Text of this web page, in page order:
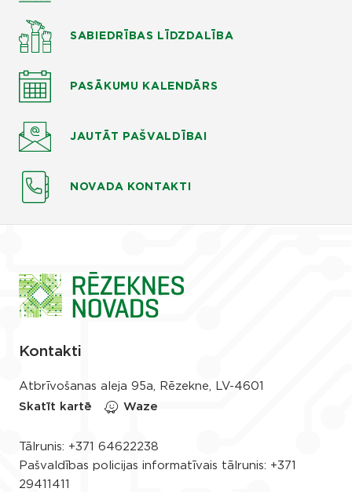
SABIEDRĪBAS LĪDZDALĪBA
PASĀKUMU KALENDĀRS
JAUTĀT PAŠVALDĪBAI
NOVADA KONTAKTI
Kontakti
Atbrīvošanas aleja 95a, Rēzekne, LV-4601
Skatīt kartē
Waze
Tālrunis: +371 64622238
Pašvaldības policijas informatīvais tālrunis: +371
29411411